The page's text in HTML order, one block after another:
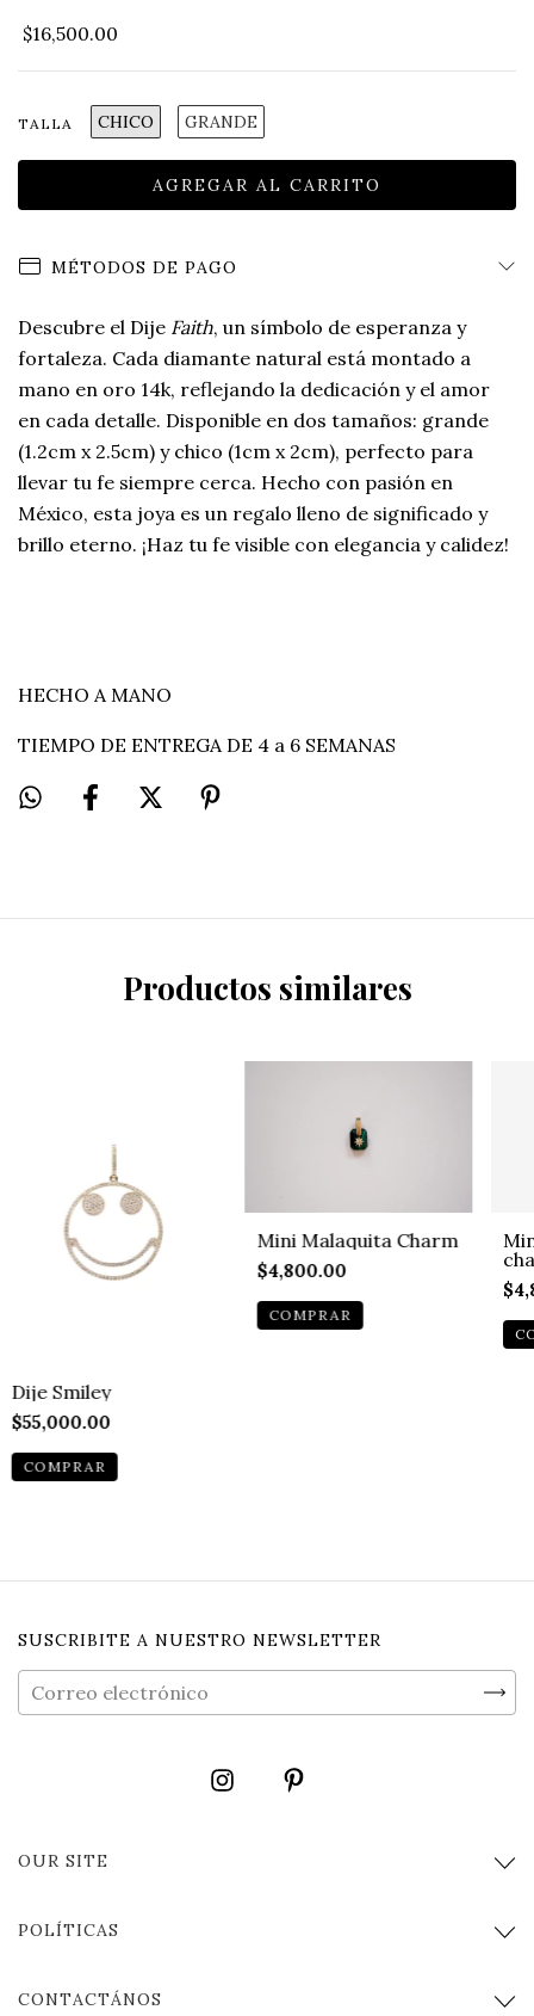
$16,500.00
TALLA CHICO GRANDE
MÉTODOS DE PAGO
Descubre el Dije Faith, un símbolo de esperanza y
fortaleza. Cada diamante natural está montado a
mano en oro 14k, reflejando la dedicación y el amor
en cada detalle. Disponible en dos tamaños: grande
(1.2cm x 2.5cm) y chico (1cm x 2cm), perfecto para
llevar tu fe siempre cerca. Hecho con pasión en
México, esta joya es un regalo lleno de significado y
brillo eterno. ¡Haz tu fe visible con elegancia y calidez!
HECHO A MANO
TIEMPO DE ENTREGA DE 4 a 6 SEMANAS
Productos similares
Dije Smiley
$55,000.00
COMPRAR
Mini Malaquita Charm
$4,800.00
SUSCRIBITE A NUESTRO NEWSLETTER
OUR SITE
POLÍTICAS
CONTACTÁNOS